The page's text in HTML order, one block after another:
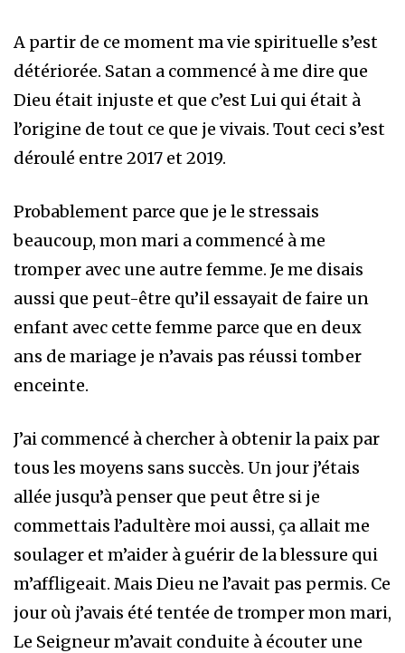
A partir de ce moment ma vie spirituelle s’est
détériorée. Satan a commencé à me dire que
Dieu était injuste et que c’est Lui qui était à
l’origine de tout ce que je vivais. Tout ceci s’est
déroulé entre 2017 et 2019.
Probablement parce que je le stressais
beaucoup, mon mari a commencé à me
tromper avec une autre femme. Je me disais
aussi que peut-être qu’il essayait de faire un
enfant avec cette femme parce que en deux
ans de mariage je n’avais pas réussi tomber
enceinte.
J’ai commencé à chercher à obtenir la paix par
tous les moyens sans succès. Un jour j’étais
allée jusqu’à penser que peut être si je
commettais l’adultère moi aussi, ça allait me
soulager et m’aider à guérir de la blessure qui
m’affligeait. Mais Dieu ne l’avait pas permis. Ce
jour où j’avais été tentée de tromper mon mari,
Le Seigneur m’avait conduite à écouter une